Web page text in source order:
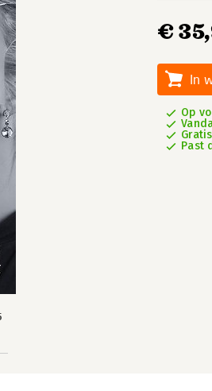
€
In
Op
Past